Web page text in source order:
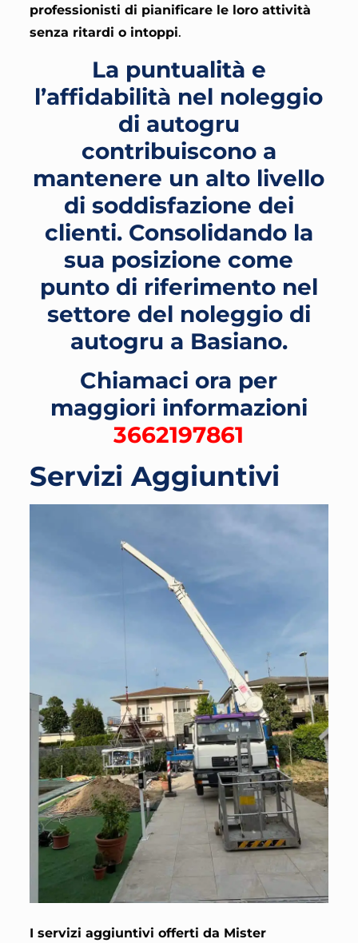
professionisti di pianificare le loro attività
senza ritardi o intoppi.
La puntualità e
l’affidabilità nel noleggio
di autogru
contribuiscono a
mantenere un alto livello
di soddisfazione dei
clienti. Consolidando la
sua posizione come
punto di riferimento nel
settore del noleggio di
autogru a Basiano.
Chiamaci ora per
maggiori informazioni
3662197861
Servizi Aggiuntivi
I servizi aggiuntivi offerti da Mister